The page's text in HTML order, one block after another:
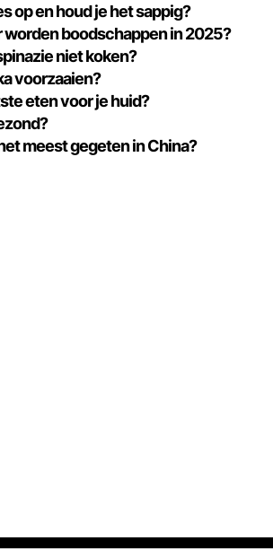
op en houd je het sappig?
worden boodschappen in 2025?
niet koken?
voorzaaien?
eten voor je huid?
meest gegeten in China?